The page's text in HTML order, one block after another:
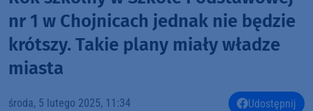
nr 1 w Chojnicach jednak nie będzie
krótszy. Takie plany miały władze
miasta
środa, 5 lutego 2025, 11:34 Udostępnij